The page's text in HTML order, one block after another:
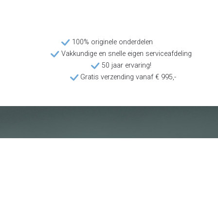
100% originele onderdelen
Vakkundige en snelle eigen serviceafdeling
50 jaar ervaring!
Gratis verzending vanaf € 995,-